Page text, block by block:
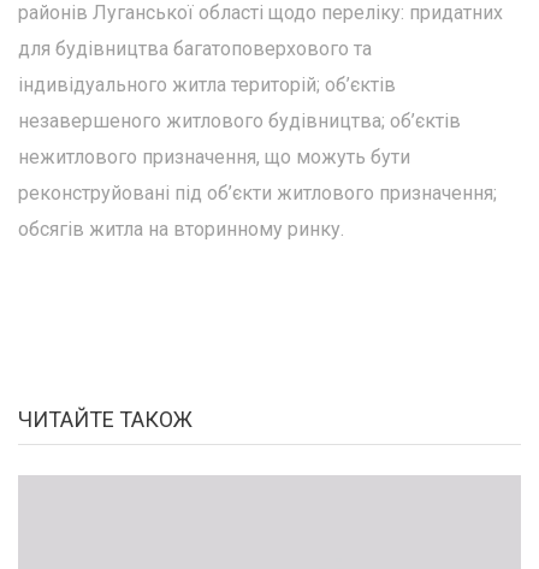
районів Луганської області щодо переліку: придатних
для будівництва багатоповерхового та
індивідуального житла територій; об’єктів
незавершеного житлового будівництва; об’єктів
нежитлового призначення, що можуть бути
реконструйовані під об’єкти житлового призначення;
обсягів житла на вторинному ринку.
ЧИТАЙТЕ ТАКОЖ